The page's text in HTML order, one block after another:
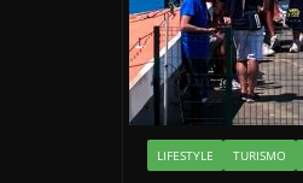
LIFESTYLE TURISMO